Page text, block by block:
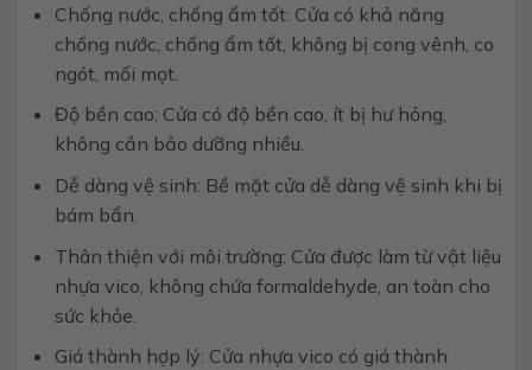
Chống nước, chống ẩm tốt: Cửa có khả năng
chống nước, chống ẩm tốt, không bị cong vênh, co
ngót, mối mọt.
Độ bền cao: Cửa có độ bền cao, ít bị hư hỏng,
không cần bảo dưỡng nhiều.
Dễ dàng vệ sinh: Bề mặt cửa dễ dàng vệ sinh khi bị
bám bẩn.
Thân thiện với môi trường: Cửa được làm từ vật liệu
nhựa vico, không chứa formaldehyde, an toàn cho
sức khỏe.
Giá thành hợp lý: Cửa nhựa vico có giá thành